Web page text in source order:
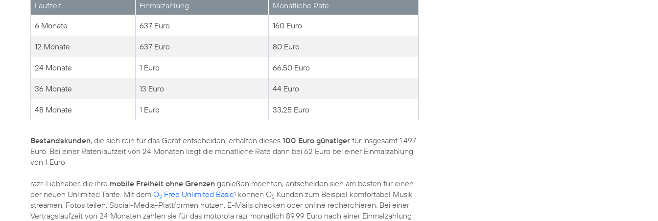
Laufzeit Einmalzahlung Monatliche Rate
6 Monate 637 Euro 160 Euro
12 Monate 637 Euro 80 Euro
24 Monate 1 Euro 66,50 Euro
36 Monate 13 Euro 44 Euro
48 Monate 1 Euro 33,25 Euro
Bestandskunden, die sich rein für das Gerät entscheiden, erhalten dieses 100 Euro günstiger für insgesamt 1.497
Euro. Bei einer Ratenlaufzeit von 24 Monaten liegt die monatliche Rate dann bei 62 Euro bei einer Einmalzahlung
von 1 Euro.
razr-Liebhaber, die ihre mobile Freiheit ohne Grenzen genießen möchten, entscheiden sich am besten für einen
der neuen Unlimited Tarife. Mit dem O2 Free Unlimited Basic1 können O2 Kunden zum Beispiel komfortabel Musik
streamen, Fotos teilen, Social-Media-Plattformen nutzen, E-Mails checken oder online recherchieren. Bei einer
Vertragslaufzeit von 24 Monaten zahlen sie für das motorola razr monatlich 89,99 Euro nach einer Einmalzahlung